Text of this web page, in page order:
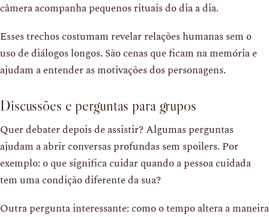
câmera acompanha pequenos rituais do dia a dia.
Esses trechos costumam revelar relações humanas sem o
uso de diálogos longos. São cenas que ficam na memória e
ajudam a entender as motivações dos personagens.
Discussões e perguntas para grupos
Quer debater depois de assistir? Algumas perguntas
ajudam a abrir conversas profundas sem spoilers. Por
exemplo: o que significa cuidar quando a pessoa cuidada
tem uma condição diferente da sua?
Outra pergunta interessante: como o tempo altera a maneira